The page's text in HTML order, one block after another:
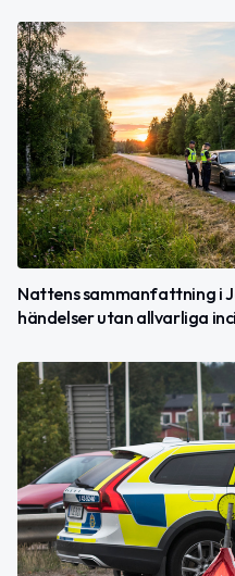
Nattens sammanfattning i
händelser utan allvarliga